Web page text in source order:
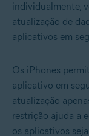
individualmente,
atualização de
aplicativos em
Os iPhones
aplicativo em
atualização
restrição ajuda a
os aplicativos